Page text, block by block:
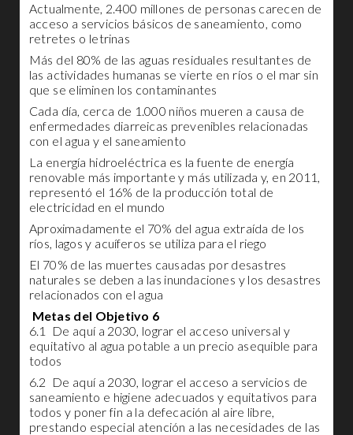
Actualmente, 2.400 millones de personas carecen de
acceso a servicios básicos de saneamiento, como
retretes o letrinas
Más del 80% de las aguas residuales resultantes de
las actividades humanas se vierte en ríos o el mar sin
que se eliminen los contaminantes
Cada día, cerca de 1.000 niños mueren a causa de
enfermedades diarreicas prevenibles relacionadas
con el agua y el saneamiento
La energía hidroeléctrica es la fuente de energía
renovable más importante y más utilizada y, en 2011,
representó el 16% de la producción total de
electricidad en el mundo
Aproximadamente el 70% del agua extraída de los
ríos, lagos y acuíferos se utiliza para el riego
El 70% de las muertes causadas por desastres
naturales se deben a las inundaciones y los desastres
relacionados con el agua
Metas del Objetivo 6
6.1 De aquí a 2030, lograr el acceso universal y
equitativo al agua potable a un precio asequible para
todos
6.2 De aquí a 2030, lograr el acceso a servicios de
saneamiento e higiene adecuados y equitativos para
todos y poner fin a la defecación al aire libre,
prestando especial atención a las necesidades de las